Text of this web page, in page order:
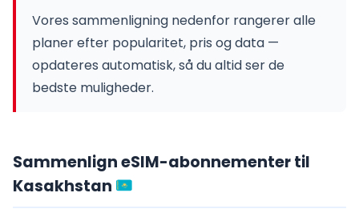
Vores sammenligning nedenfor rangerer alle
planer efter popularitet, pris og data —
opdateres automatisk, så du altid ser de
bedste muligheder.
Sammenlign eSIM-abonnementer til
Kasakhstan